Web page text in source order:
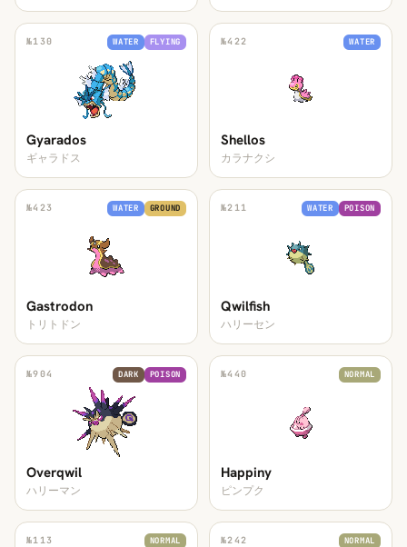
№130 WATER FLYING
Gyarados
ギャラドス
№422 WATER
Shellos
カラナクシ
№423 WATER GROUND
Gastrodon
トリトドン
№211 WATER POISON
Qwilfish
ハリーセン
№904 DARK POISON
Overqwil
ハリーマン
№440 NORMAL
Happiny
ピンプク
№113 NORMAL №242 NORMAL